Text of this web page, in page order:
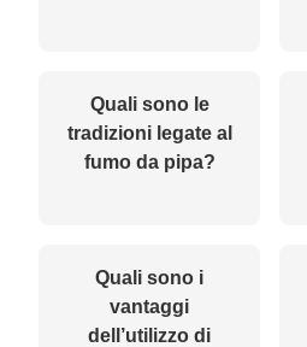
Quali sono le
tradizioni legate al
fumo da pipa?
Quali sono i
vantaggi
dell’utilizzo di